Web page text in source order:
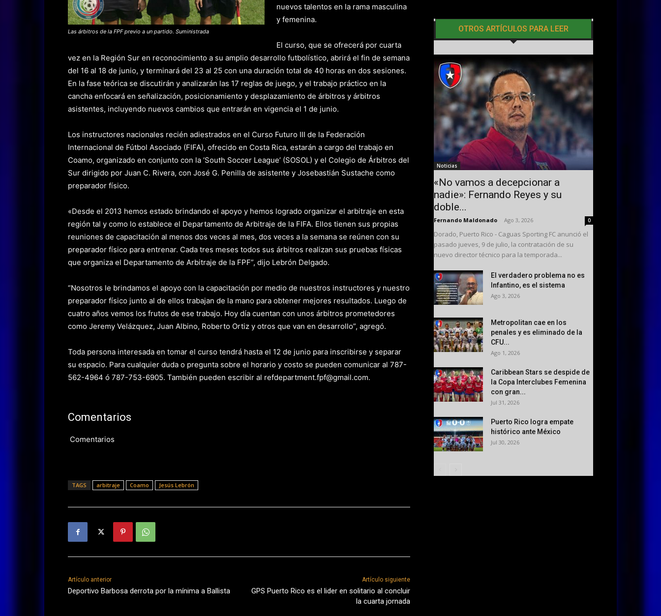
Las árbitros de la FPF previo a un partido. Suministrada
nuevos talentos en la rama masculina
y femenina.
El curso, que se ofrecerá por cuarta
vez en la Región Sur en reconocimiento a su amplio desarrollo futbolístico, abrirá el fin de semana
del 16 al 18 de junio, y terminará del 23 al 25 con una duración total de 40 horas en dos sesiones.
En la fase teórica se discutirán y analizarán las 17 reglas de juego, y el trabajo práctico en la
cancha enfocará en señalización, posicionamiento y desplazamiento de árbitros y árbitros
asistentes, incluyendo nuevos cambios que entrarán en vigencia el 1 de junio.
Los instructores nacionales recién adiestrados en el Curso Futuro III de la Federación
Internacional de Fútbol Asociado (FIFA), ofrecido en Costa Rica, estarán a cargo del trabajo en
Coamo, organizado en conjunto con la ‘South Soccer League’ (SOSOL) y el Colegio de Árbitros del
Sur dirigido por Juan C. Rivera, con José G. Penilla de asistente y Josebastián Sustache como
preparador físico.
«Desde el 2013 hemos estado brindando el apoyo y hemos logrado organizar el arbitraje en esta
región tal y como lo establece el Departamento de Arbitraje de la FIFA. Ellos tienen sus propias
reuniones de capacitación al menos dos veces al mes, dos veces a la semana se reúnen con su
preparador físico para entrenar. Cada tres meses todos sus árbitros realizan sus pruebas físicas
que organiza el Departamento de Arbitraje de la FPF”, dijo Lebrón Delgado.
“Nosotros le brindamos el apoyo con la capacitación por medio de nuestros instructores y nuestro
preparador físico junto al de ellos trabajan de la mano para obtener mejores resultados. Luego de
cuatro años vemos los frutos de ese trabajo. Hoy día cuentan con unos árbitros prometedores
como Jeremy Velázquez, Juan Albino, Roberto Ortiz y otros que van en desarrollo”, agregó.
Toda persona interesada en tomar el curso tendrá hasta el 12 de junio para inscribirse y separar
su espacio. Para cualquier duda o pregunta sobre el horario y costo se pueden comunicar al 787-
562-4964 ó 787-753-6905. También pueden escribir al refdepartment.fpf@gmail.com.
Comentarios
Comentarios
TAGS arbitraje Coamo Jesús Lebrón
Artículo anterior
Deportivo Barbosa derrota por la mínima a Ballista
Artículo siguiente
GPS Puerto Rico es el lider en solitario al concluir
la cuarta jornada
OTROS ARTÍCULOS PARA LEER
Noticias
«No vamos a decepcionar a
nadie»: Fernando Reyes y su
doble...
Fernando Maldonado Ago 3, 2026 0
Dorado, Puerto Rico - Caguas Sporting FC anunció el
pasado jueves, 9 de julio, la contratación de su
nuevo director técnico para la temporada...
El verdadero problema no es
Infantino, es el sistema
Ago 3, 2026
Metropolitan cae en los
penales y es eliminado de la
CFU...
Ago 1, 2026
Caribbean Stars se despide de
la Copa Interclubes Femenina
con gran...
Jul 31, 2026
Puerto Rico logra empate
histórico ante México
Jul 30, 2026